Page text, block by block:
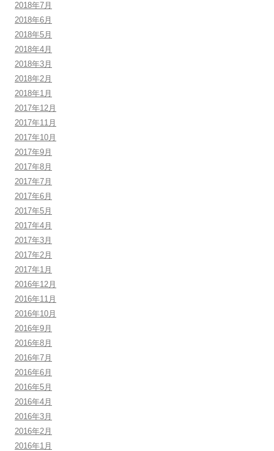
2018年7月
2018年6月
2018年5月
2018年4月
2018年3月
2018年2月
2018年1月
2017年12月
2017年11月
2017年10月
2017年9月
2017年8月
2017年7月
2017年6月
2017年5月
2017年4月
2017年3月
2017年2月
2017年1月
2016年12月
2016年11月
2016年10月
2016年9月
2016年8月
2016年7月
2016年6月
2016年5月
2016年4月
2016年3月
2016年2月
2016年1月